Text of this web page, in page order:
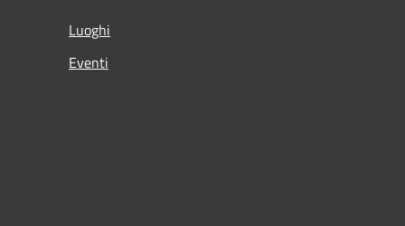
Luoghi
Eventi